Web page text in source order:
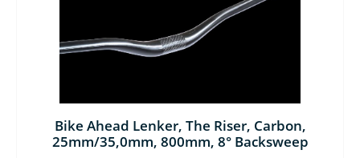
Bike Ahead Lenker, The Riser, Carbon,
25mm/35,0mm, 800mm, 8° Backsweep